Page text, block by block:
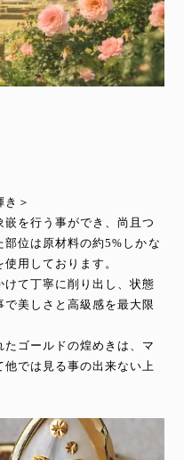
＞
を行う事ができ、尚且つ
位は原材料の約5%しかな
用しております。
て丁寧に削り出し、状態
美しさと高級感を最大限
ゴールドの煌めきは、マ
では見る事の出来ない上